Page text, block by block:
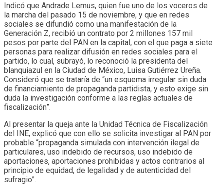
Indicó que Andrade Lemus, quien fue uno de los voceros de
la marcha del pasado 15 de noviembre, y que en redes
sociales se difundió como una manifestación de la
Generación Z, recibió un contrato por 2 millones 157 mil
pesos por parte del PAN en la capital, con el que paga a siete
personas para realizar difusión en redes sociales para el
partido, lo cual, subrayó, lo reconoció la presidenta del
blanquiazul en la Ciudad de México, Luisa Gutiérrez Ureña.
Consideró que se trataría de “un esquema irregular sin duda
de financiamiento de propaganda partidista, y esto exige sin
duda la investigación conforme a las reglas actuales de
fiscalización”.
Al presentar la queja ante la Unidad Técnica de Fiscalización
del INE, explicó que con ello se solicita investigar al PAN por
probable “propaganda simulada con intervención ilegal de
particulares, uso indebido de recursos, uso indebido de
aportaciones, aportaciones prohibidas y actos contrarios al
principio de equidad, de legalidad y de autenticidad del
sufragio”.